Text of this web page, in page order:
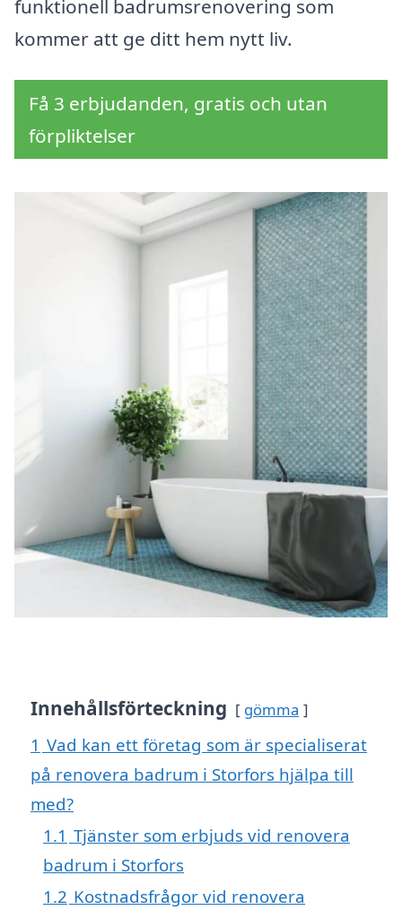
funktionell badrumsrenovering som
kommer att ge ditt hem nytt liv.
Få 3 erbjudanden, gratis och utan
förpliktelser
Innehållsförteckning gömma
1 Vad kan ett företag som är specialiserat
på renovera badrum i Storfors hjälpa till
med?
1.1 Tjänster som erbjuds vid renovera
badrum i Storfors
1.2 Kostnadsfrågor vid renovera